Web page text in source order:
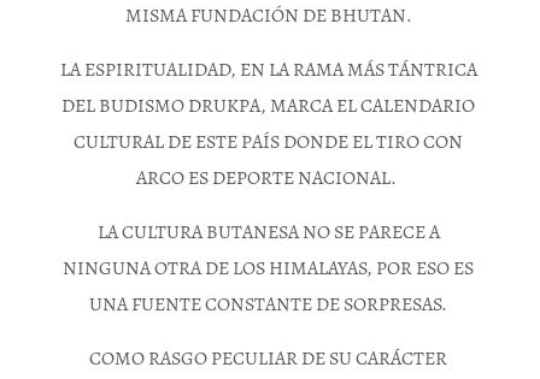
MISMA FUNDACIÓN DE BHUTAN.
LA ESPIRITUALIDAD, EN LA RAMA MÁS TÁNTRICA
DEL BUDISMO DRUKPA, MARCA EL CALENDARIO
CULTURAL DE ESTE PAÍS DONDE EL TIRO CON
ARCO ES DEPORTE NACIONAL.
LA CULTURA BUTANESA NO SE PARECE A
NINGUNA OTRA DE LOS HIMALAYAS, POR ESO ES
UNA FUENTE CONSTANTE DE SORPRESAS.
COMO RASGO PECULIAR DE SU CARÁCTER